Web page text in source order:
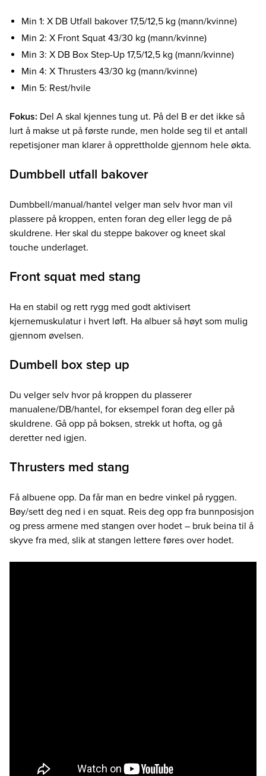
Min 1: X DB Utfall bakover 17,5/12,5 kg (mann/kvinne)
Min 2: X Front Squat 43/30 kg (mann/kvinne)
Min 3: X DB Box Step-Up 17,5/12,5 kg (mann/kvinne)
Min 4: X Thrusters 43/30 kg (mann/kvinne)
Min 5: Rest/hvile
Fokus: Del A skal kjennes tung ut. På del B er det ikke så
lurt å makse ut på første runde, men holde seg til et antall
repetisjoner man klarer å opprettholde gjennom hele økta.
Dumbbell utfall bakover
Dumbbell/manual/hantel velger man selv hvor man vil
plassere på kroppen, enten foran deg eller legg de på
skuldrene. Her skal du steppe bakover og kneet skal
touche underlaget.
Front squat med stang
Ha en stabil og rett rygg med godt aktivisert
kjernemuskulatur i hvert løft. Ha albuer så høyt som mulig
gjennom øvelsen.
Dumbell box step up
Du velger selv hvor på kroppen du plasserer
manualene/DB/hantel, for eksempel foran deg eller på
skuldrene. Gå opp på boksen, strekk ut hofta, og gå
deretter ned igjen.
Thrusters med stang
Få albuene opp. Da får man en bedre vinkel på ryggen.
Bøy/sett deg ned i en squat. Reis deg opp fra bunnposisjon
og press armene med stangen over hodet – bruk beina til å
skyve fra med, slik at stangen lettere føres over hodet.